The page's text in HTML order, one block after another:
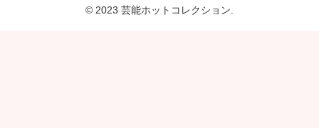
© 2023 芸能ホットコレクション.